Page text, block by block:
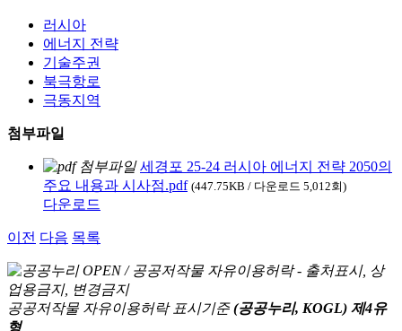
러시아
에너지 전략
기술주권
북극항로
극동지역
첨부파일
세경포 25-24 러시아 에너지 전략 2050의
주요 내용과 시사점.pdf (447.75KB / 다운로드 5,012회)
다운로드
이전 다음 목록
공공저작물 자유이용허락 표시기준 (공공누리, KOGL) 제4유
형